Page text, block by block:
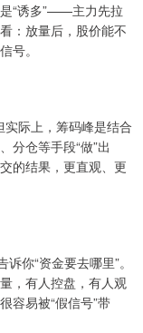
“诱多”——主力先拉
：放量后，股价能不
号。
实际上，筹码峰是结合
分仓等手段“做”出
的结果，更直观、更
你“资金要去哪里”。
，有人控盘，有人观
容易被“假信号”带